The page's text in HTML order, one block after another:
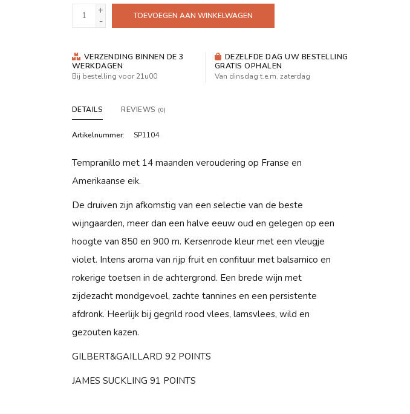
+
-
TOEVOEGEN AAN WINKELWAGEN
VERZENDING BINNEN DE 3
WERKDAGEN
Bij bestelling voor 21u00
DEZELFDE DAG UW BESTELLING
GRATIS OPHALEN
Van dinsdag t.e.m. zaterdag
DETAILS REVIEWS (0)
Artikelnummer: SP1104
Tempranillo met 14 maanden veroudering op Franse en
Amerikaanse eik.
De druiven zijn afkomstig van een selectie van de beste
wijngaarden, meer dan een halve eeuw oud en gelegen op een
hoogte van 850 en 900 m. Kersenrode kleur met een vleugje
violet. Intens aroma van rijp fruit en confituur met balsamico en
rokerige toetsen in de achtergrond. Een brede wijn met
zijdezacht mondgevoel, zachte tannines en een persistente
afdronk. Heerlijk bij gegrild rood vlees, lamsvlees, wild en
gezouten kazen.
GILBERT&GAILLARD 92 POINTS
JAMES SUCKLING 91 POINTS